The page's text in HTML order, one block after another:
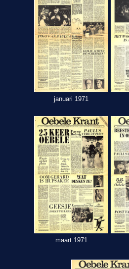
januari 1971
maart 1971